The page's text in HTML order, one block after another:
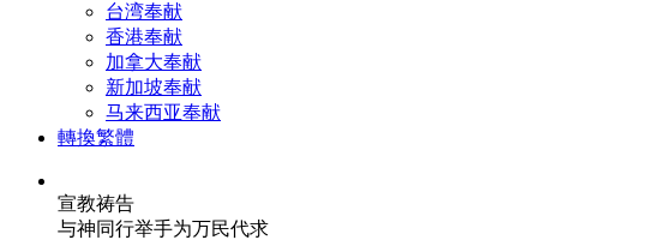
台湾奉献
香港奉献
加拿大奉献
新加坡奉献
马来西亚奉献
轉換繁體
宣教祷告
与神同行举手为万民代求